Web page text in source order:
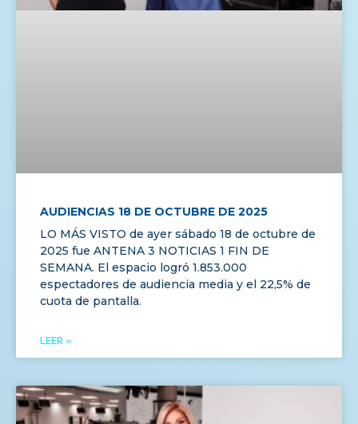
AUDIENCIAS 18 DE OCTUBRE DE 2025
LO MÁS VISTO de ayer sábado 18 de octubre de
2025 fue ANTENA 3 NOTICIAS 1 FIN DE
SEMANA. El espacio logró 1.853.000
espectadores de audiencia media y el 22,5% de
cuota de pantalla.
LEER »